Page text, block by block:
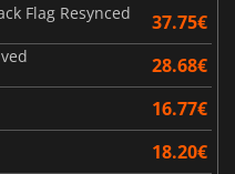
Flag Resynced
37.75€
28.68€
16.77€
18.20€